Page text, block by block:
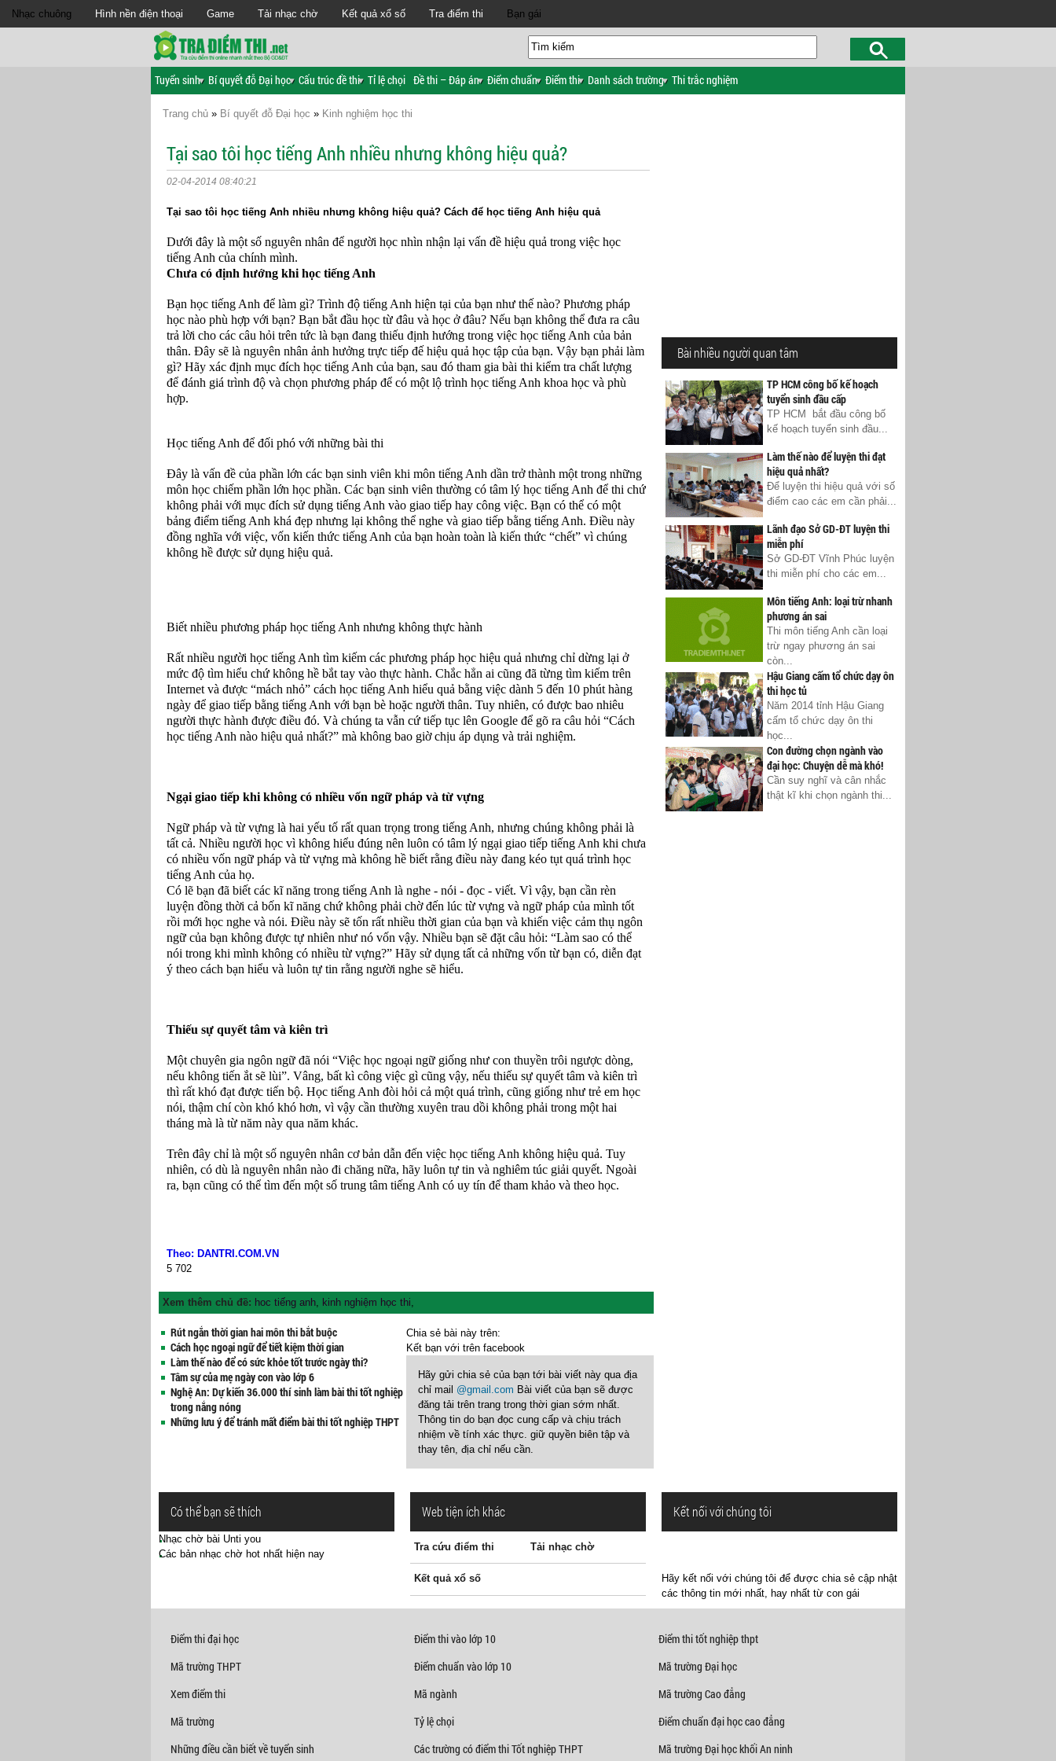
Nhạc chuông Hình nền điện thoại Game Tải nhạc chờ Kết quả xổ số Tra điểm thi Bạn gái
Tuyển sinh Bí quyết đỗ Đại học Cấu trúc đề thi Tỉ lệ chọi Đề thi – Đáp án Điểm chuẩn Điểm thi Danh sách trường Thi trắc nghiệm
Trang chủ » Bí quyết đỗ Đại học » Kinh nghiệm học thi
Tại sao tôi học tiếng Anh nhiều nhưng không hiệu quả?
02-04-2014 08:40:21
Tại sao tôi học tiếng Anh nhiều nhưng không hiệu quả? Cách để học tiếng Anh hiệu quả
Dưới đây là một số nguyên nhân để người học nhìn nhận lại vấn đề hiệu quả trong việc học
tiếng Anh của chính mình.
Chưa có định hướng khi học tiếng Anh
Bạn học tiếng Anh để làm gì? Trình độ tiếng Anh hiện tại của bạn như thế nào? Phương pháp
học nào phù hợp với bạn? Bạn bắt đầu học từ đâu và học ở đâu? Nếu bạn không thể đưa ra câu
trả lời cho các câu hỏi trên tức là bạn đang thiếu định hướng trong việc học tiếng Anh của bản
thân. Đây sẽ là nguyên nhân ảnh hưởng trực tiếp đế hiệu quả học tập của bạn. Vậy bạn phải làm
gì? Hãy xác định mục đích học tiếng Anh của bạn, sau đó tham gia bài thi kiểm tra chất lượng
để đánh giá trình độ và chọn phương pháp để có một lộ trình học tiếng Anh khoa học và phù
hợp.
Học tiếng Anh để đối phó với những bài thi
Đây là vấn đề của phần lớn các bạn sinh viên khi môn tiếng Anh dần trở thành một trong những
môn học chiếm phần lớn học phần. Các bạn sinh viên thường có tâm lý học tiếng Anh để thi chứ
không phải với mục đích sử dụng tiếng Anh vào giao tiếp hay công việc. Bạn có thể có một
bảng điểm tiếng Anh khá đẹp nhưng lại không thể nghe và giao tiếp bằng tiếng Anh. Điều này
đồng nghĩa với việc, vốn kiến thức tiếng Anh của bạn hoàn toàn là kiến thức “chết” vì chúng
không hề được sử dụng hiệu quả.
Biết nhiều phương pháp học tiếng Anh nhưng không thực hành
Rất nhiều người học tiếng Anh tìm kiếm các phương pháp học hiệu quả nhưng chỉ dừng lại ở
mức độ tìm hiểu chứ không hề bắt tay vào thực hành. Chắc hẳn ai cũng đã từng tìm kiếm trên
Internet và được “mách nhỏ” cách học tiếng Anh hiểu quả bằng việc dành 5 đến 10 phút hàng
ngày để giao tiếp bằng tiếng Anh với bạn bè hoặc người thân. Tuy nhiên, có được bao nhiêu
người thực hành được điều đó. Và chúng ta vẫn cứ tiếp tục lên Google để gõ ra câu hỏi “Cách
học tiếng Anh nào hiệu quả nhất?” mà không bao giờ chịu áp dụng và trải nghiệm.
Ngại giao tiếp khi không có nhiều vốn ngữ pháp và từ vựng
Ngữ pháp và từ vựng là hai yếu tố rất quan trọng trong tiếng Anh, nhưng chúng không phải là
tất cả. Nhiều người học vì không hiểu đúng nên luôn có tâm lý ngại giao tiếp tiếng Anh khi chưa
có nhiều vốn ngữ pháp và từ vựng mà không hề biết rằng điều này đang kéo tụt quá trình học
tiếng Anh của họ.
Có lẽ bạn đã biết các kĩ năng trong tiếng Anh là nghe - nói - đọc - viết. Vì vậy, bạn cần rèn
luyện đồng thời cả bốn kĩ năng chứ không phải chờ đến lúc từ vựng và ngữ pháp của mình tốt
rồi mới học nghe và nói. Điều này sẽ tốn rất nhiều thời gian của bạn và khiến việc cảm thụ ngôn
ngữ của bạn không được tự nhiên như nó vốn vậy. Nhiều bạn sẽ đặt câu hỏi: “Làm sao có thể
nói trong khi mình không có nhiều từ vựng?” Hãy sử dụng tất cả những vốn từ bạn có, diễn đạt
ý theo cách bạn hiểu và luôn tự tin rằng người nghe sẽ hiểu.
Thiếu sự quyết tâm và kiên trì
Một chuyên gia ngôn ngữ đã nói “Việc học ngoại ngữ giống như con thuyền trôi ngược dòng,
nếu không tiến ắt sẽ lùi”. Vâng, bất kì công việc gì cũng vậy, nếu thiếu sự quyết tâm và kiên trì
thì rất khó đạt được tiến bộ. Học tiếng Anh đòi hỏi cả một quá trình, cũng giống như trẻ em học
nói, thậm chí còn khó khó hơn, vì vậy cần thường xuyên trau dồi không phải trong một hai
tháng mà là từ năm này qua năm khác.
Trên đây chỉ là một số nguyên nhân cơ bản dẫn đến việc học tiếng Anh không hiệu quả. Tuy
nhiên, có dù là nguyên nhân nào đi chăng nữa, hãy luôn tự tin và nghiêm túc giải quyết. Ngoài
ra, bạn cũng có thể tìm đến một số trung tâm tiếng Anh có uy tín để tham khảo và theo học.
Theo: DANTRI.COM.VN
5 702
Xem thêm chủ đề: hoc tiếng anh, kinh nghiệm học thi,
Rút ngắn thời gian hai môn thi bắt buộc
Cách học ngoại ngữ để tiết kiệm thời gian
Làm thế nào để có sức khỏe tốt trước ngày thi?
Tâm sự của mẹ ngày con vào lớp 6
Nghệ An: Dự kiến 36.000 thí sinh làm bài thi tốt nghiệp
trong nắng nóng
Những lưu ý để tránh mất điểm bài thi tốt nghiệp THPT
Chia sẻ bài này trên:
Kết bạn với trên facebook
Hãy gửi chia sẻ của bạn tới bài viết này qua địa
chỉ mail @gmail.com Bài viết của bạn sẽ được
đăng tải trên trang trong thời gian sớm nhất.
Thông tin do bạn đọc cung cấp và chịu trách
nhiệm về tính xác thực. giữ quyền biên tập và
thay tên, địa chỉ nếu cần.
Bài nhiều người quan tâm
TP HCM công bố kế hoạch
tuyển sinh đầu cấp
TP HCM bắt đầu công bố
kế hoạch tuyển sinh đầu...
Làm thế nào để luyện thi đạt
hiệu quả nhất?
Để luyện thi hiệu quả với số
điểm cao các em cần phải...
Lãnh đạo Sở GD-ĐT luyện thi
miễn phí
Sở GD-ĐT Vĩnh Phúc luyện
thi miễn phí cho các em...
Môn tiếng Anh: loại trừ nhanh
phương án sai
Thi môn tiếng Anh cần loại
trừ ngay phương án sai
còn...
Hậu Giang cấm tổ chức dạy ôn
thi học tủ
Năm 2014 tỉnh Hậu Giang
cấm tổ chức dạy ôn thi
học...
Con đường chọn ngành vào
đại học: Chuyện dễ mà khó!
Cần suy nghĩ và cân nhắc
thật kĩ khi chọn ngành thi...
Có thể bạn sẽ thích
Nhạc chờ bài Unti you
Các bản nhạc chờ hot nhất hiện nay
Web tiện ích khác
Tra cứu điểm thi Tải nhạc chờ
Kết quả xổ số
Kết nối với chúng tôi
Hãy kết nối với chúng tôi để được chia sẻ cập nhật
các thông tin mới nhất, hay nhất từ con gái
Điểm thi đại học Điểm thi vào lớp 10
Điểm thi tốt nghiệp thpt
Mã trường THPT
Điểm chuẩn vào lớp 10
Mã trường Đại học
Xem điểm thi
Mã ngành
Mã trường Cao đẳng
Mã trường
Tỷ lệ chọi
Điểm chuẩn đại học cao đẳng
Những điều cần biết về tuyển sinh
Các trường có điểm thi Tốt nghiệp THPT Mã trường Đại học khối An ninh